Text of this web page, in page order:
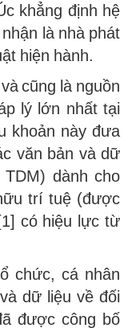
khẳng định hệ
là nhà phát
hiện hành.
cũng là nguồn
lý lớn nhất tại
khoản này đưa
văn bản và dữ
TDM) dành cho
trí tuệ (được
có hiệu lực từ
chức, cá nhân
dữ liệu về đối
được công bố